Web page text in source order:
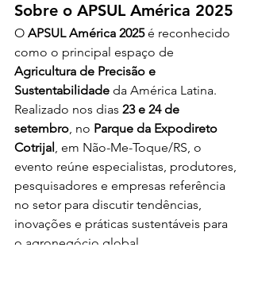
Sobre o APSUL América 2025
O APSUL América 2025 é reconhecido
como o principal espaço de
Agricultura de Precisão e
Sustentabilidade da América Latina.
Realizado nos dias 23 e 24 de
setembro, no Parque da Expodireto
Cotrijal, em Não-Me-Toque/RS, o
evento reúne especialistas, produtores,
pesquisadores e empresas referência
no setor para discutir tendências,
inovações e práticas sustentáveis para
o agronegócio global.